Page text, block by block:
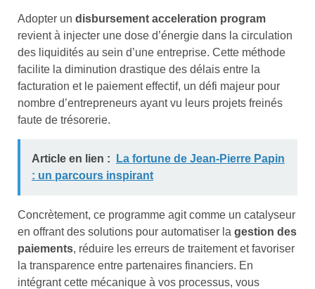
Adopter un disbursement acceleration program
revient à injecter une dose d’énergie dans la circulation
des liquidités au sein d’une entreprise. Cette méthode
facilite la diminution drastique des délais entre la
facturation et le paiement effectif, un défi majeur pour
nombre d’entrepreneurs ayant vu leurs projets freinés
faute de trésorerie.
Article en lien :
La fortune de Jean-Pierre Papin
: un parcours inspirant
Concrètement, ce programme agit comme un catalyseur
en offrant des solutions pour automatiser la gestion des
paiements, réduire les erreurs de traitement et favoriser
la transparence entre partenaires financiers. En
intégrant cette mécanique à vos processus, vous